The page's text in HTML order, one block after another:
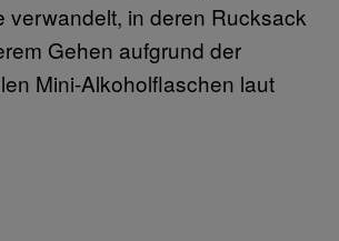
verwandelt, in deren Rucksack
Gehen aufgrund der
Mini-Alkoholflaschen laut